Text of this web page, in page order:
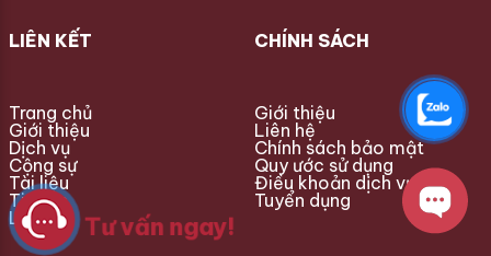
LIÊN KẾT
Trang chủ
Giới thiệu
Dịch vụ
Cộng sự
Tài liệu
Tin tức
Liên hệ
CHÍNH SÁCH
Giới thiệu
Liên hệ
Chính sách bảo mật
Quy ước sử dụng
Điều khoản dịch vụ
Tuyển dụng
Tư vấn ngay!